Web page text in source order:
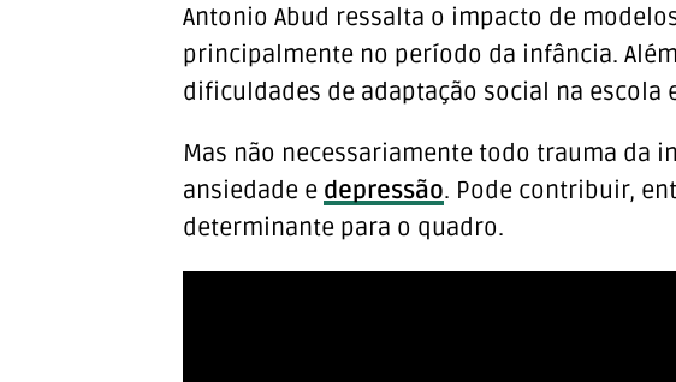
Antonio Abud ressalta o impacto de
principalmente no período da infância.
dificuldades de adaptação social na escola
Mas não necessariamente todo trauma da
ansiedade e depressão. Pode contribuir,
determinante para o quadro.